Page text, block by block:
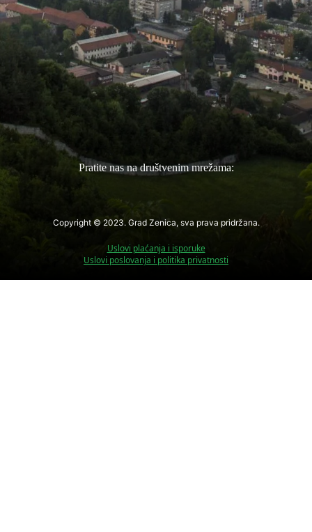
Pratite nas na društvenim mrežama:
Copyright © 2023. Grad Zenica, sva prava pridržana.
Uslovi plaćanja i isporuke
Uslovi poslovanja i politika privatnosti